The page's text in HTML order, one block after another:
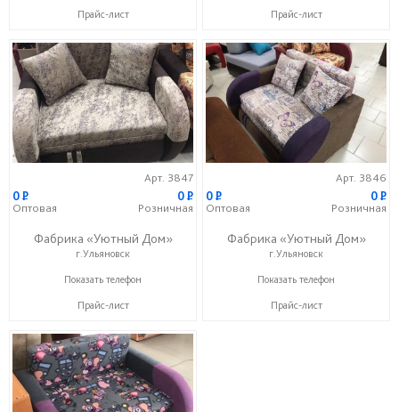
Прайс-лист Прайс-лист
Арт. 3847
0P
Оптовая
0P
Розничная
Фабрика «Уютный Дом»
г.Ульяновск
+7 (927) 815-33-33
Показать телефон
Прайс-лист
Арт. 3846
0P
Оптовая
0P
Розничная
Фабрика «Уютный Дом»
г.Ульяновск
+7 (927) 815-33-33
Показать телефон
Прайс-лист